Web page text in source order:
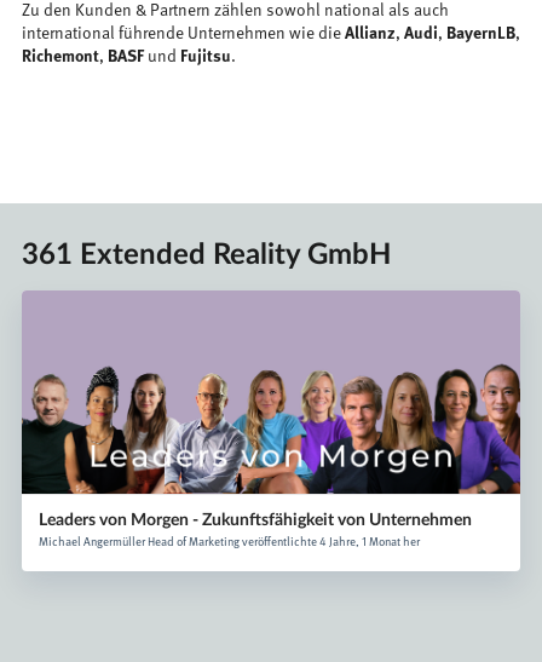
Zu den Kunden & Partnern zählen sowohl national als auch
international führende Unternehmen wie die Allianz, Audi, BayernLB,
Richemont, BASFund Fujitsu.
361 Extended Reality GmbH
Leaders von Morgen - Zukunftsfähigkeit von Unternehmen
Michael Angermüller Head of Marketing veröffentlichte 4 Jahre, 1 Monat her